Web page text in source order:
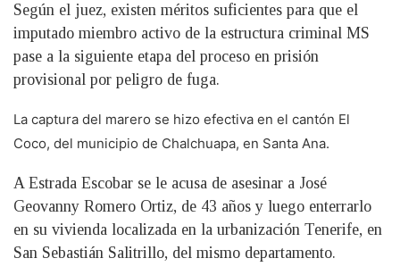
Según el juez, existen méritos suficientes para que el
imputado miembro activo de la estructura criminal MS
pase a la siguiente etapa del proceso en prisión
provisional por peligro de fuga.
La captura del marero se hizo efectiva en el cantón El
Coco, del municipio de Chalchuapa, en Santa Ana.
A Estrada Escobar se le acusa de asesinar a José
Geovanny Romero Ortiz, de 43 años y luego enterrarlo
en su vivienda localizada en la urbanización Tenerife, en
San Sebastián Salitrillo, del mismo departamento.